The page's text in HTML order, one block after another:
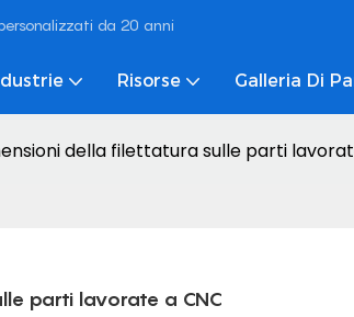
da 20 anni
Risorse Galleria Di
della filettatura sulle parti
parti lavorate a CNC